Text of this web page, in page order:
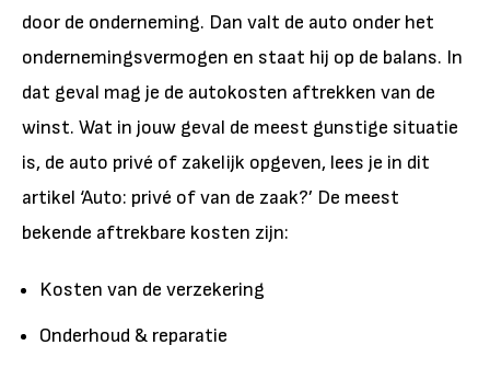
door de onderneming. Dan valt de auto onder het
ondernemingsvermogen en staat hij op de balans. In
dat geval mag je de autokosten aftrekken van de
winst. Wat in jouw geval de meest gunstige situatie
is, de auto privé of zakelijk opgeven, lees je in dit
artikel ‘Auto: privé of van de zaak?’ De meest
bekende aftrekbare kosten zijn:
Kosten van de verzekering
Onderhoud & reparatie